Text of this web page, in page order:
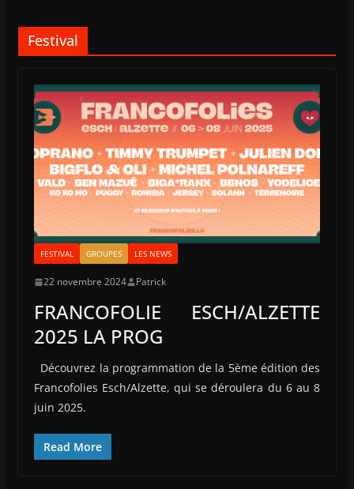
Festival
FESTIVAL GROUPES LES NEWS
22 novembre 2024 Patrick
FRANCOFOLIE ESCH/ALZETTE
2025 LA PROG
Découvrez la programmation de la 5ème édition des
Francofolies Esch/Alzette, qui se déroulera du 6 au 8
juin 2025.
Read More